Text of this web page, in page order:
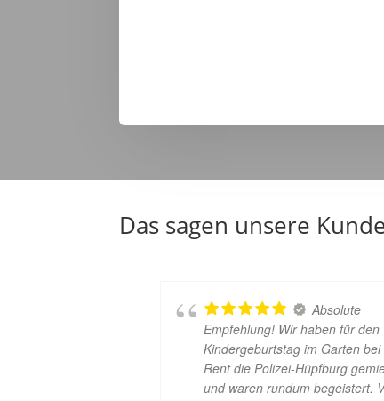
Das sagen unsere
Absolute
Empfehlung! Wir haben für den
Kindergeburtstag im Garten bei
Rent die Polizei-Hüpfburg
und waren rundum begeistert.